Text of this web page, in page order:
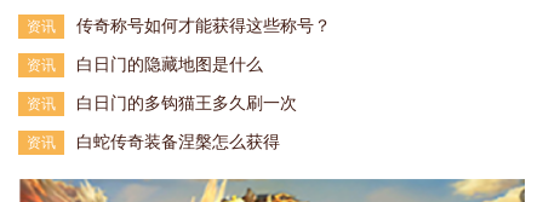
资讯 传奇称号如何才能获得这些称号？
资讯 白日门的隐藏地图是什么
资讯 白日门的多钩猫王多久刷一次
资讯 白蛇传奇装备涅槃怎么获得